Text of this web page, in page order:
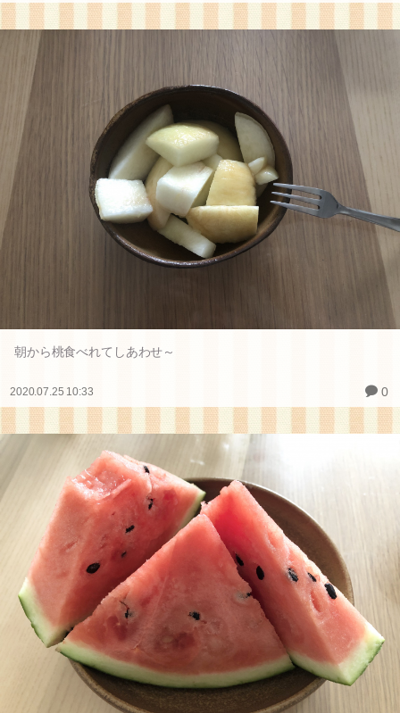
朝から桃食べれてしあわせ～
2020.07.25 10:33 0